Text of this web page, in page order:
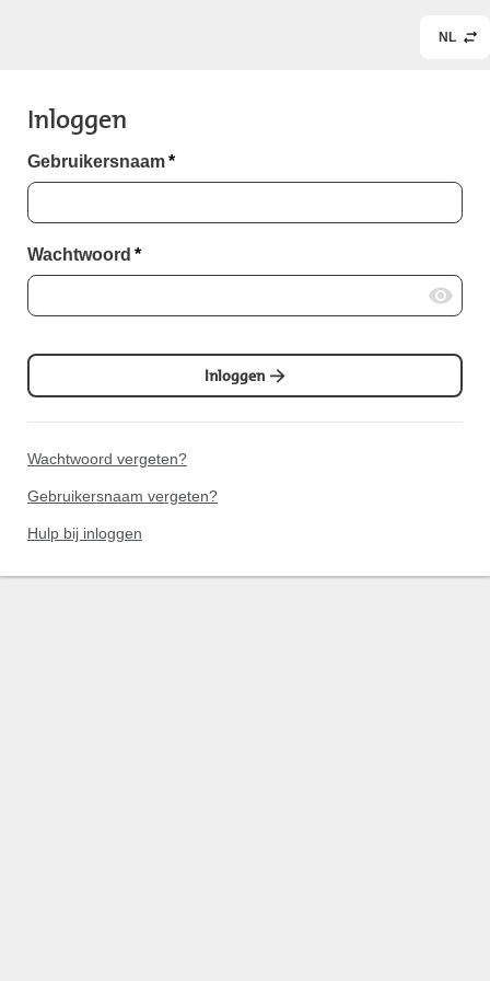
NL
Inloggen
Gebruikersnaam*
Wachtwoord *
Inloggen
Wachtwoord vergeten?
Gebruikersnaam vergeten?
Hulp bij inloggen